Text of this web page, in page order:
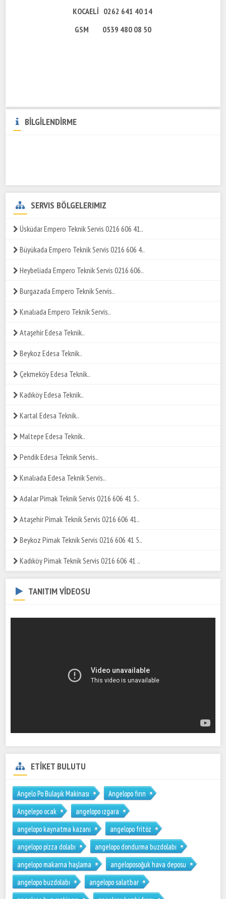
KOCAELİ 0262 641 40 14
GSM 0539 480 08 50
BİLGİLENDİRME
SERVIS BÖLGELERIMIZ
Üsküdar Empero Teknik Servis 0216 606 41..
Büyükada Empero Teknik Servis 0216 606 4..
Heybeliada Empero Teknik Servis 0216 606..
Burgazada Empero Teknik Servis..
Kınalıada Empero Teknik Servis..
Ataşehir Edesa Teknik..
Beykoz Edesa Teknik..
Çekmeköy Edesa Teknik..
Kadıköy Edesa Teknik..
Kartal Edesa Teknik..
Maltepe Edesa Teknik..
Pendik Edesa Teknik Servis..
Kınalıada Edesa Teknik Servis..
Adalar Pimak Teknik Servis 0216 606 41 5..
Ataşehir Pimak Teknik Servis 0216 606 41..
Beykoz Pimak Teknik Servis 0216 606 41 5..
Kadıköy Pimak Teknik Servis 0216 606 41 ..
TANITIM VİDEOSU
ETİKET BULUTU
Angelo Po Bulaşık Makinası
Angelopo fırın
Angelepo ocak
angelopo ızgara
angelopo kaynatma kazanı
angelopo fritöz
angelopo pizza dolabı
angelopo dondurma buzdolabı
angelopo makarna haşlama
angeloposoğuk hava deposu
angelopo buzdolabı
angelopo salatbar